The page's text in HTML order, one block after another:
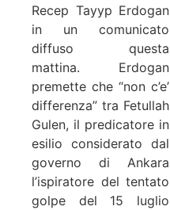
Recep Tayyp Erdogan
in un comunicato
diffuso questa
mattina. Erdogan
premette che “non c’e’
differenza” tra Fetullah
Gulen, il predicatore in
esilio considerato dal
governo di Ankara
l’ispiratore del tentato
golpe del 15 luglio